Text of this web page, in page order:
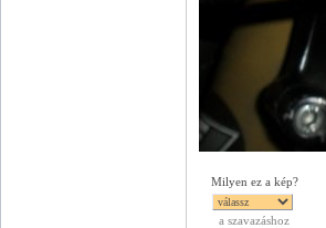
Milyen ez a kép?
a szavazáshoz